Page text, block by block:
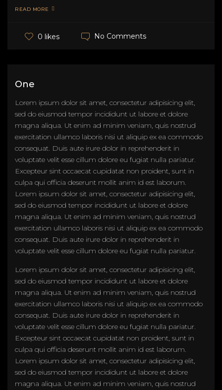
READ MORE
0 likes No Comments
One
Lorem ipsum dolor sit amet, consectetur adipisicing elit,
sed do eiusmod tempor incididunt ut labore et dolore
magna aliqua. Ut enim ad minim veniam, quis nostrud
exercitation ullamco laboris nisi ut aliquip ex ea commodo
consequat. Duis aute irure dolor in reprehenderit in
voluptate velit esse cillum dolore eu fugiat nulla pariatur.
Excepteur sint occaecat cupidatat non proident, sunt in
culpa qui officia deserunt mollit anim id est laborum.
Lorem ipsum dolor sit amet, consectetur adipisicing elit,
sed do eiusmod tempor incididunt ut labore et dolore
magna aliqua. Ut enim ad minim veniam, quis nostrud
exercitation ullamco laboris nisi ut aliquip ex ea commodo
consequat. Duis aute irure dolor in reprehenderit in
voluptate velit esse cillum dolore eu fugiat nulla pariatur.
Lorem ipsum dolor sit amet, consectetur adipisicing elit,
sed do eiusmod tempor incididunt ut labore et dolore
magna aliqua. Ut enim ad minim veniam, quis nostrud
exercitation ullamco laboris nisi ut aliquip ex ea commodo
consequat. Duis aute irure dolor in reprehenderit in
voluptate velit esse cillum dolore eu fugiat nulla pariatur.
Excepteur sint occaecat cupidatat non proident, sunt in
culpa qui officia deserunt mollit anim id est laborum.
Lorem ipsum dolor sit amet, consectetur adipisicing elit,
sed do eiusmod tempor incididunt ut labore et dolore
magna aliqua. Ut enim ad minim veniam, quis nostrud